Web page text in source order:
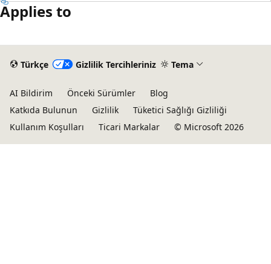
Applies to
Türkçe Gizlilik Tercihleriniz Tema
AI Bildirim Önceki Sürümler
Blog
Katkıda Bulunun
Gizlilik
Tüketici Sağlığı Gizliliği
Kullanım Koşulları
Ticari Markalar © Microsoft 2026